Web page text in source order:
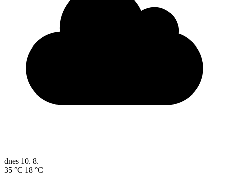
dnes 10. 8.
35 °C 18 °C